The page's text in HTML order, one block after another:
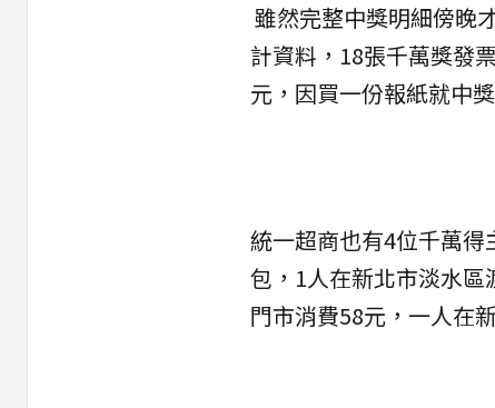
雖然完整中獎明細傍晚
計資料，18張千萬獎發
元 ，因買一份報紙就中
統一超商也有4位千萬
包，1人在新北市淡水
門市消費58元，一人在